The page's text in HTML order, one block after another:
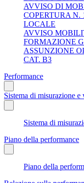
AVVISO DI
COPERTURA N.
LOCALE
AVVISO
FORMAZIONE
ASSUNZIONE
CAT. B3
Performance
Sistema di misurazione
Sistema di
Piano della performance
Piano della